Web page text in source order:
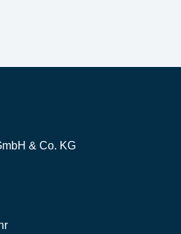
& Co. KG